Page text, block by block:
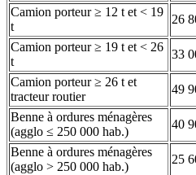
Camion porteur ≥ 12 t et < 19
t
26
Camion porteur ≥ 19 t et < 26
t
33
Camion porteur ≥ 26 t et
tracteur routier
49
Benne à ordures ménagères
(agglo ≤ 250 000 hab.)
40
Benne à ordures ménagères
(agglo > 250 000 hab.)
25